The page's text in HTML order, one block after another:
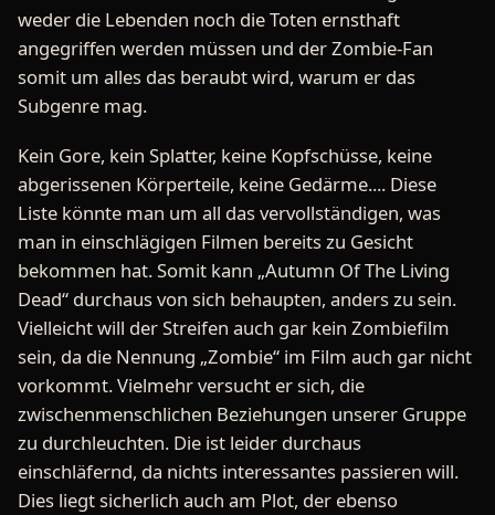
weder die Lebenden noch die Toten ernsthaft
angegriffen werden müssen und der Zombie-Fan
somit um alles das beraubt wird, warum er das
Subgenre mag.
Kein Gore, kein Splatter, keine Kopfschüsse, keine
abgerissenen Körperteile, keine Gedärme.... Diese
Liste könnte man um all das vervollständigen, was
man in einschlägigen Filmen bereits zu Gesicht
bekommen hat. Somit kann „Autumn Of The Living
Dead“ durchaus von sich behaupten, anders zu sein.
Vielleicht will der Streifen auch gar kein Zombiefilm
sein, da die Nennung „Zombie“ im Film auch gar nicht
vorkommt. Vielmehr versucht er sich, die
zwischenmenschlichen Beziehungen unserer Gruppe
zu durchleuchten. Die ist leider durchaus
einschläfernd, da nichts interessantes passieren will.
Dies liegt sicherlich auch am Plot, der ebenso